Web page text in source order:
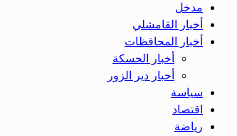
مدخل
أخبار القامشلي
أخبار المحافظات
أخبار الحسكة
أحبار دير الزور
سياسة
اقتصاد
رياضة